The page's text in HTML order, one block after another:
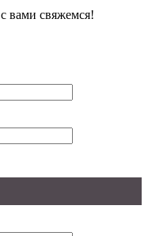
вами свяжемся!